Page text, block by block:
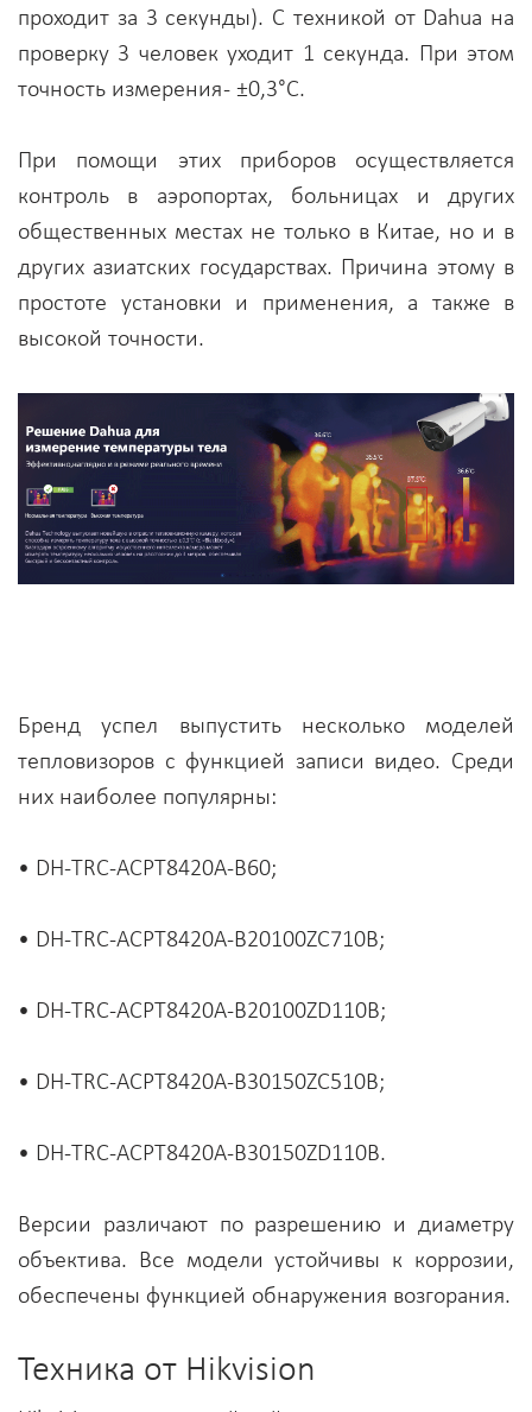
проходит за 3 секунды). С техникой от Dahua на
проверку 3 человек уходит 1 секунда. При этом
точность измерения - ±0,3°C.
При помощи этих приборов осуществляется
контроль в аэропортах, больницах и других
общественных местах не только в Китае, но и в
других азиатских государствах. Причина этому в
простоте установки и применения, а также в
высокой точности.
Бренд успел выпустить несколько моделей
тепловизоров с функцией записи видео. Среди
них наиболее популярны:
• DH-TRC-ACPT8420A-B60;
• DH-TRC-ACPT8420A-B20100ZC710B;
• DH-TRC-ACPT8420A-B20100ZD110B;
• DH-TRC-ACPT8420A-B30150ZC510B;
• DH-TRC-ACPT8420A-B30150ZD110B.
Версии различают по разрешению и диаметру
объектива. Все модели устойчивы к коррозии,
обеспечены функцией обнаружения возгорания.
Техника от Hikvision